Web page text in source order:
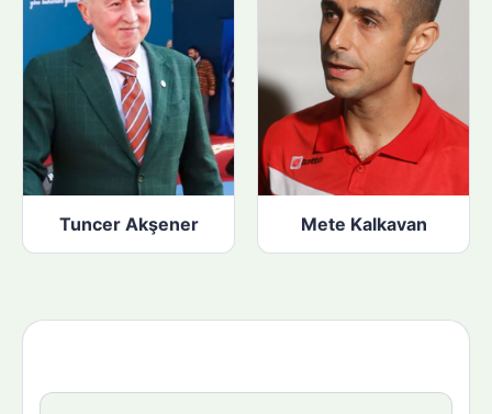
Tuncer Akşener Mete Kalkavan